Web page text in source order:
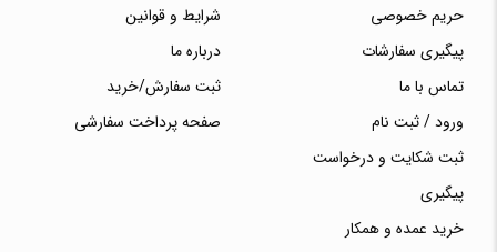
حریم خصوصی
پیگیری سفارشات
تماس با ما
ورود / ثبت نام
ثبت شکایت و درخواست
پیگیری
خرید عمده و همکار
شرایط و قوانین
درباره ما
ثبت سفارش/خرید
صفحه پرداخت سفارشی